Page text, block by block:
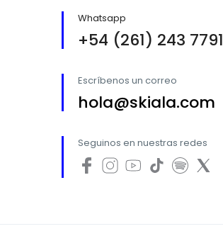
Whatsapp
+54 (261) 243 7791
Escríbenos un correo
hola@skiala.com
Seguinos en nuestras redes